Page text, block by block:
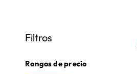
Filtros
Rangos de precio